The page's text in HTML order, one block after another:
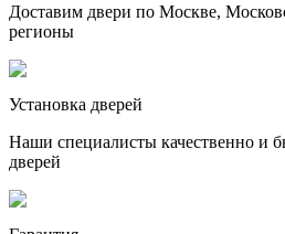
Доставим двери по Москве,
регионы
Установка дверей
Наши специалисты качественно и
дверей